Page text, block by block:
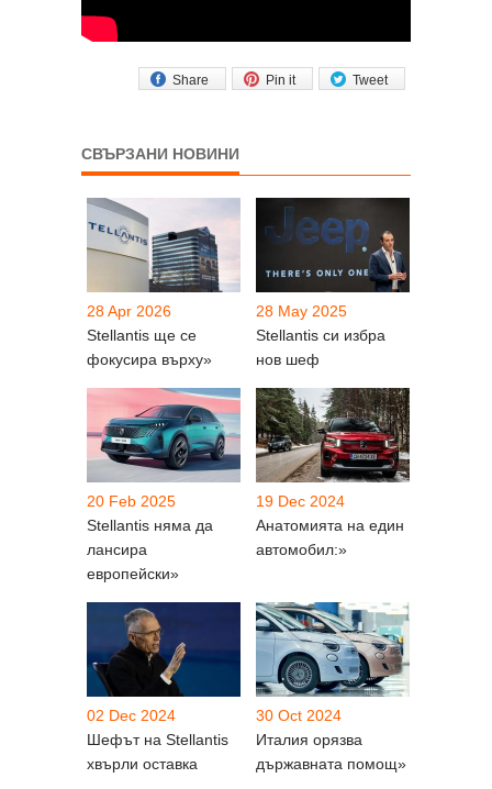
Tweet
Pin it
Share
СВЪРЗАНИ НОВИНИ
28 Apr 2026
Stellantis ще се
фокусира върху»
28 May 2025
Stellantis си избра
нов шеф
20 Feb 2025
Stellantis няма да
лансира
европейски»
19 Dec 2024
Анатомията на един
автомобил:»
02 Dec 2024
Шефът на Stellantis
хвърли оставка
30 Oct 2024
Италия орязва
държавната помощ»